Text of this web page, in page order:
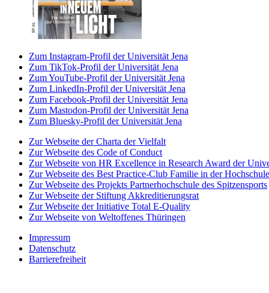
Zum Instagram-Profil der Universität Jena
Zum TikTok-Profil der Universität Jena
Zum YouTube-Profil der Universität Jena
Zum LinkedIn-Profil der Universität Jena
Zum Facebook-Profil der Universität Jena
Zum Mastodon-Profil der Universität Jena
Zum Bluesky-Profil der Universität Jena
Zur Webseite der Charta der Vielfalt
Zur Webseite des Code of Conduct
Zur Webseite von HR Excellence in Research Award der
Zur Webseite des Best Practice-Club Familie in der Hochschule
Zur Webseite des Projekts Partnerhochschule des Spitzensports
Zur Webseite der Stiftung Akkreditierungsrat
Zur Webseite der Initiative Total E-Quality
Zur Webseite von Weltoffenes Thüringen
Impressum
Datenschutz
Barrierefreiheit